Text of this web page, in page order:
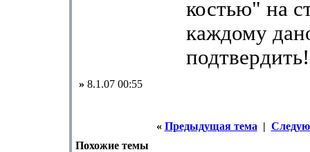
костью" на
каждому
» 8.1.07 00:55
« Предыдущая тема |
Похожие темы